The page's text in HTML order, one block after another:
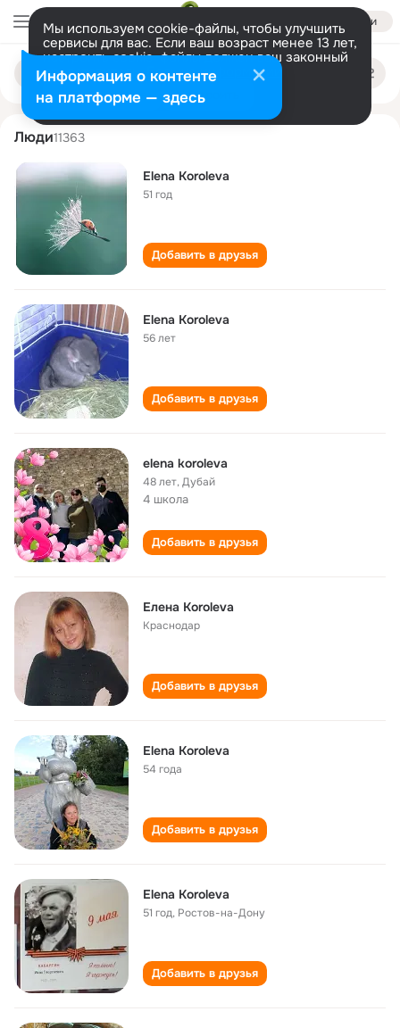
Войти
Мы используем cookie-файлы, чтобы улучшить
сервисы для вас. Если ваш возраст менее 13 лет,
настроить cookie-файлы должен ваш законный
представитель. Больше информации
Разрешить все Настроить
Поиск
людям
elena koroleva
Люди11363
Elena Koroleva
51 год
Добавить в друзья
Elena Koroleva
56 лет
Добавить в друзья
elena koroleva
48 лет,Дубай
4 школа
Добавить в друзья
Eлена Koroleva
Краснодар
Добавить в друзья
Elena Koroleva
54 года
Добавить в друзья
Elena Koroleva
51 год, Ростов-на-Дону
Добавить в друзья
Информация о контенте
на платформе — здесь